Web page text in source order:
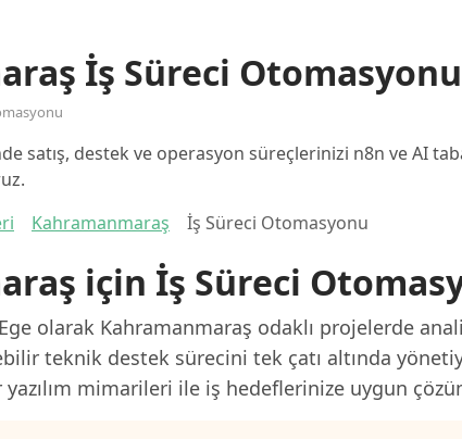
İş Süreci Otomasyonu
satış, destek ve operasyon süreçlerinizi n8n ve AI
Kahramanmaraş İş Süreci Otomasyonu
için İş Süreci
olarak Kahramanmaraş odaklı projelerde
teknik destek sürecini tek çatı altında
mimarileri ile iş hedeflerinize uygun